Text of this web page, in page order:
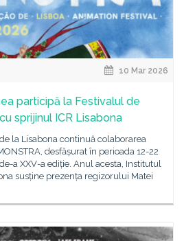
10 Mar 2026
participă la Festivalul de
sprijinul ICR Lisabona
la Lisabona continuă colaborarea
desfășurat în perioada 12-22
a XXV-a ediție. Anul acesta, Institutul
susține prezența regizorului Matei